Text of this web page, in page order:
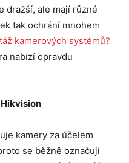
dražší, ale mají různé
tak ochrání mnohem
kamerových systémů?
nabízí opravdu
kamery za účelem
se běžně označují